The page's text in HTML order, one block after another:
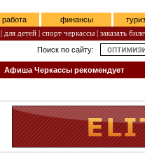
работа финансы
| для детей | спорт черкассы | заказать
Поиск по сайту:
Афиша Черкассы рекомендует